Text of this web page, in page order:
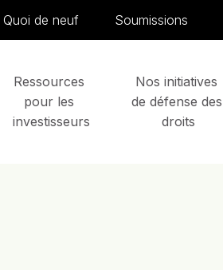
Skip to content
Quoi de neuf Soumissions
Ressources
pour les
investisseurs
Nos initiatives
de défense des
droits